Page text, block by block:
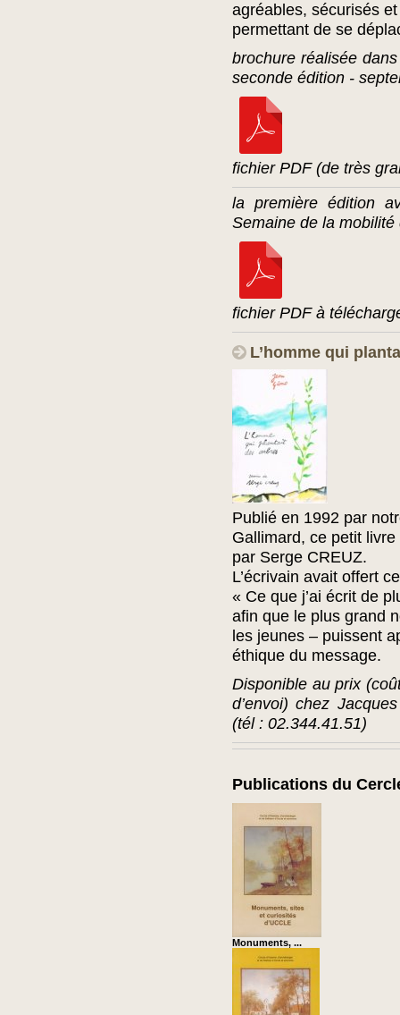
agréables, sécurisés
permettant de se
brochure réalisée
seconde édition -
fichier PDF (de très
la première édition
Semaine de la
fichier PDF à
L’homme qui
Publié en 1992 par
Gallimard, ce petit
par Serge CREUZ.
L’écrivain avait offert
« Ce que j’ai écrit de
afin que le plus grand
les jeunes – puissent
éthique du message.
Disponible au prix
d’envoi) chez
(tél : 02.344.41.51)
Publications du
Monuments, ...